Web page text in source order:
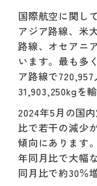
国際航空に関し
アジア路線、米
路線、オセアニ
います。最も多
ア路線で
31,903,250kgを
2024年5月の国
比で若干の減少
傾向にあります
年同月比で大幅
同月比で約30％